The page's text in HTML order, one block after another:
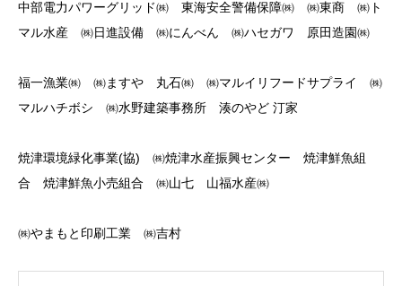
中部電力パワーグリッド㈱ 東海安全警備保障㈱ ㈱東商 ㈱ト
マル水産 ㈱日進設備 ㈱にんべん ㈱ハセガワ 原田造園㈱
福一漁業㈱ ㈱ますや 丸石㈱ ㈱マルイリフードサプライ ㈱
マルハチボシ ㈱水野建築事務所 湊のやど 汀家
焼津環境緑化事業(協) ㈱焼津水産振興センター 焼津鮮魚組
合 焼津鮮魚小売組合 ㈱山七 山福水産㈱
㈱やまもと印刷工業 ㈱吉村